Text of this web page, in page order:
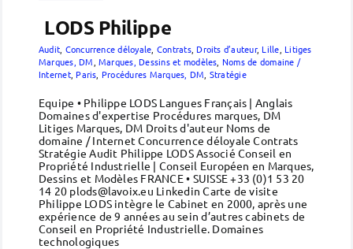
LODS Philippe
Audit Concurrence déloyale Contrats, Droits d’auteur, Lille Litiges
Marques, DM Marques, Dessins et modèles Noms de domaine /
Internet, Paris Procédures Marques, DM Stratégie
Equipe • Philippe LODS Langues Français | Anglais
Domaines d'expertise Procédures marques, DM
Litiges Marques, DM Droits d'auteur Noms de
domaine / Internet Concurrence déloyale Contrats
Stratégie Audit Philippe LODS Associé Conseil en
Propriété Industrielle | Conseil Européen en Marques,
Dessins et Modèles FRANCE • SUISSE +33 (0)1 53 20
14 20 plods@lavoix.eu Linkedin Carte de visite
Philippe LODS intègre le Cabinet en 2000, après une
expérience de 9 années au sein d’autres cabinets de
Conseil en Propriété Industrielle. Domaines
technologiques